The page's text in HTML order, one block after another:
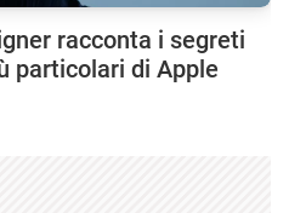
racconta i segreti
particolari di Apple